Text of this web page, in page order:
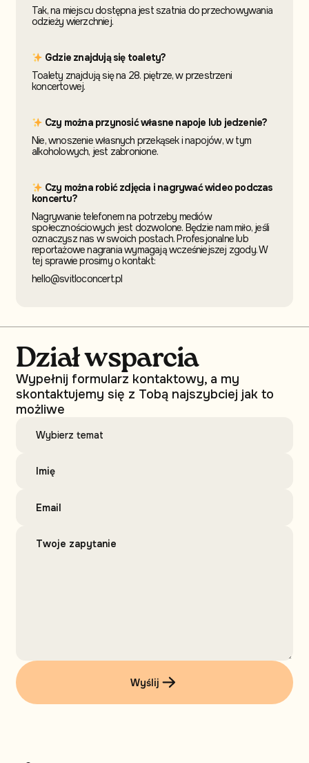
Tak, na miejscu dostępna jest szatnia do przechowywania
odzieży wierzchniej.
Gdzie znajdują się toalety?
Toalety znajdują się na 28. piętrze, w przestrzeni
koncertowej.
Czy można przynosić własne napoje lub jedzenie?
Nie, wnoszenie własnych przekąsek i napojów, w tym
alkoholowych, jest zabronione.
Czy można robić zdjęcia i nagrywać wideo podczas
koncertu?
Nagrywanie telefonem na potrzeby mediów
społecznościowych jest dozwolone. Będzie nam miło, jeśli
oznaczysz nas w swoich postach. Profesjonalne lub
reportażowe nagrania wymagają wcześniejszej zgody. W
tej sprawie prosimy o kontakt:
hello@svitloconcert.pl
Dział wsparcia
Wypełnij formularz kontaktowy, a my
skontaktujemy się z Tobą najszybciej jak to
możliwe
Wyślij